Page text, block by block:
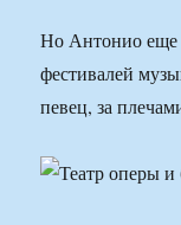
Но Антонио еще
фестивалей
певец, за